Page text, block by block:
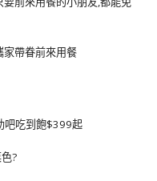
家帶眷前來用餐
?